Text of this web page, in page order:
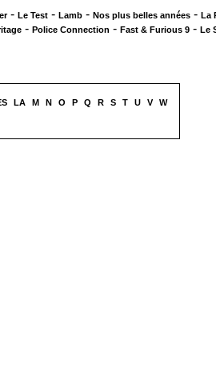
- Le Test - Lamb - Nos plus belles années - La
- Police Connection - Fast & Furious 9 - Le
LA M N O P Q R S T U V
W